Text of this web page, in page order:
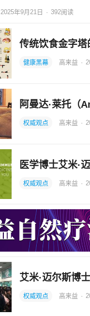
2025年9月21日 · 392阅读
传统饮食金字塔
健康黑幕 高来益 ·
阿曼达·莱托（
权威观点 高来益 ·
医学博士艾米·
权威观点 高来益 ·
艾米·迈尔斯博
权威观点 高来益 ·